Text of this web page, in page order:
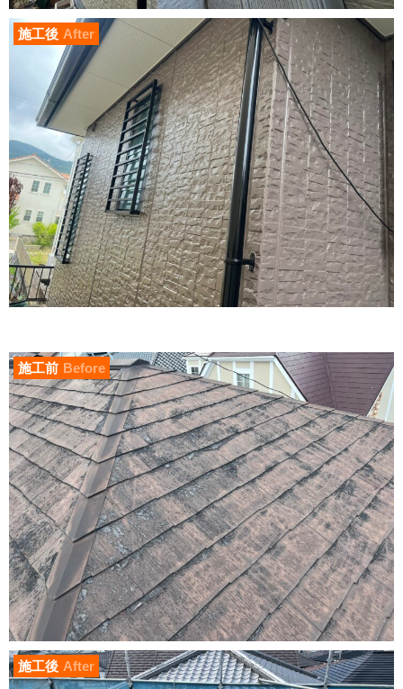
施工後 After
施工前 Before
施工後 After